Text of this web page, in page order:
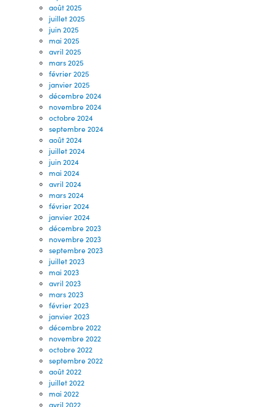
août 2025
juillet 2025
juin 2025
mai 2025
avril 2025
mars 2025
février 2025
janvier 2025
décembre 2024
novembre 2024
octobre 2024
septembre 2024
août 2024
juillet 2024
juin 2024
mai 2024
avril 2024
mars 2024
février 2024
janvier 2024
décembre 2023
novembre 2023
septembre 2023
juillet 2023
mai 2023
avril 2023
mars 2023
février 2023
janvier 2023
décembre 2022
novembre 2022
octobre 2022
septembre 2022
août 2022
juillet 2022
mai 2022
avril 2022